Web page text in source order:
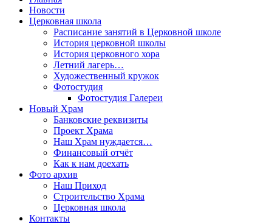
Новости
Церковная школа
Расписание занятий в Церковной школе
История церковной школы
История церковного хора
Летний лагерь…
Художественный кружок
Фотостудия
Фотостудия Галереи
Новый Храм
Банковские реквизиты
Проект Храма
Наш Храм нуждается…
Финансовый отчёт
Как к нам доехать
Фото архив
Наш Приход
Строительство Храма
Церковная школа
Контакты